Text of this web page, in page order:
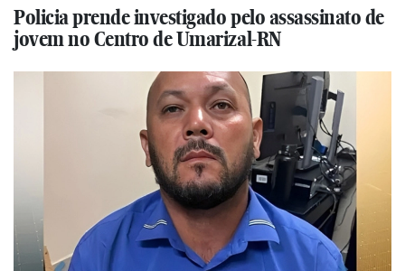
Policia prende investigado pelo assassinato de
jovem no Centro de Umarizal-RN